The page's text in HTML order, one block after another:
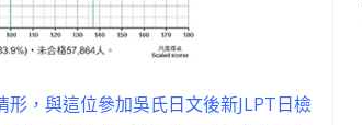
，與這位參加吳氏日文後新JLPT日檢